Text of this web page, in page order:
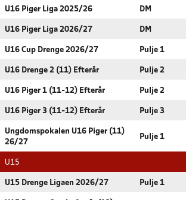
U16 Piger Liga 2025/26 DM
U16 Piger Liga 2026/27 DM
U16 Cup Drenge 2026/27 Pulje 1
U16 Drenge 2 (11) Efterår Pulje 2
U16 Piger 1 (11-12) Efterår Pulje 2
U16 Piger 3 (11-12) Efterår Pulje 3
Ungdomspokalen U16 Piger (11)
26/27
Pulje 1
U15
U15 Drenge Ligaen 2026/27 Pulje 1